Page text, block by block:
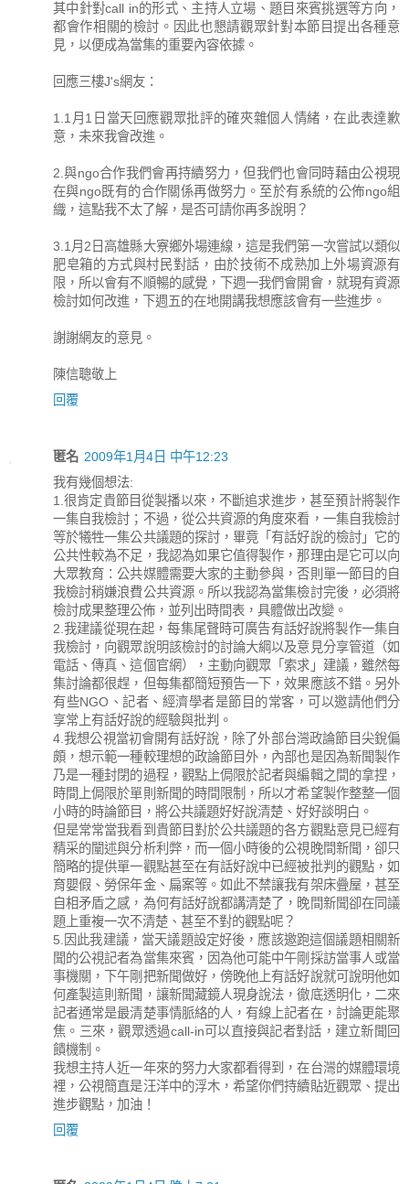
其中針對call in的形式、主持人立場、題目來賓挑選等方向，
都會作相關的檢討。因此也懇請觀眾針對本節目提出各種意
見，以便成為當集的重要內容依據。
回應三樓J's網友：
1.1月1日當天回應觀眾批評的確夾雜個人情緒，在此表達歉
意，未來我會改進。
2.與ngo合作我們會再持續努力，但我們也會同時藉由公視現
在與ngo既有的合作關係再做努力。至於有系統的公佈ngo組
織，這點我不太了解，是否可請你再多說明？
3.1月2日高雄縣大寮鄉外場連線，這是我們第一次嘗試以類似
肥皂箱的方式與村民對話，由於技術不成熟加上外場資源有
限，所以會有不順暢的感覺，下週一我們會開會，就現有資源
檢討如何改進，下週五的在地開講我想應該會有一些進步。
謝謝網友的意見。
陳信聰敬上
回覆
匿名 2009年1月4日 中午12:23
我有幾個想法:
1.很肯定貴節目從製播以來，不斷追求進步，甚至預計將製作
一集自我檢討；不過，從公共資源的角度來看，一集自我檢討
等於犧牲一集公共議題的探討，畢竟「有話好說的檢討」它的
公共性較為不足，我認為如果它值得製作，那理由是它可以向
大眾教育：公共媒體需要大家的主動參與，否則單一節目的自
我檢討稍嫌浪費公共資源。所以我認為當集檢討完後，必須將
檢討成果整理公佈，並列出時間表，具體做出改變。
2.我建議從現在起，每集尾聲時可廣告有話好說將製作一集自
我檢討，向觀眾說明該檢討的討論大綱以及意見分享管道（如
電話、傳真、這個官網），主動向觀眾「索求」建議，雖然每
集討論都很趕，但每集都簡短預告一下，效果應該不錯。另外
有些NGO、記者、經濟學者是節目的常客，可以邀請他們分
享常上有話好說的經驗與批判。
4.我想公視當初會開有話好說，除了外部台灣政論節目尖銳偏
頗，想示範一種較理想的政論節目外，內部也是因為新聞製作
乃是一種封閉的過程，觀點上侷限於記者與編輯之間的拿捏，
時間上侷限於單則新聞的時間限制，所以才希望製作整整一個
小時的時論節目，將公共議題好好說清楚、好好談明白。
但是常常當我看到貴節目對於公共議題的各方觀點意見已經有
精采的闡述與分析利弊，而一個小時後的公視晚間新聞，卻只
簡略的提供單一觀點甚至在有話好說中已經被批判的觀點，如
育嬰假、勞保年金、扁案等。如此不禁讓我有架床疊屋，甚至
自相矛盾之感，為何有話好說都講清楚了，晚間新聞卻在同議
題上重複一次不清楚、甚至不對的觀點呢？
5.因此我建議，當天議題設定好後，應該邀跑這個議題相關新
聞的公視記者為當集來賓，因為他可能中午剛採訪當事人或當
事機關，下午剛把新聞做好，傍晚他上有話好說就可說明他如
何產製這則新聞，讓新聞藏鏡人現身說法，徹底透明化，二來
記者通常是最清楚事情脈絡的人，有線上記者在，討論更能聚
焦。三來，觀眾透過call-in可以直接與記者對話，建立新聞回
饋機制。
我想主持人近一年來的努力大家都看得到，在台灣的媒體環境
裡，公視簡直是汪洋中的浮木，希望你們持續貼近觀眾、提出
進步觀點，加油！
回覆